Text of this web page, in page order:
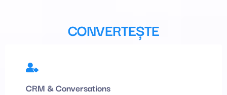
CONVERTEȘTE
CRM & Conversations